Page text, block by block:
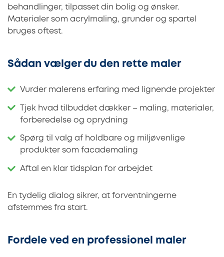
behandlinger, tilpasset din bolig og ønsker.
Materialer som acrylmaling, grunder og spartel
bruges oftest.
Sådan vælger du den rette maler
Vurder malerens erfaring med lignende projekter
Tjek hvad tilbuddet dækker – maling, materialer,
forberedelse og oprydning
Spørg til valg af holdbare og miljøvenlige
produkter som facademaling
Aftal en klar tidsplan for arbejdet
En tydelig dialog sikrer, at forventningerne
afstemmes fra start.
Fordele ved en professionel maler